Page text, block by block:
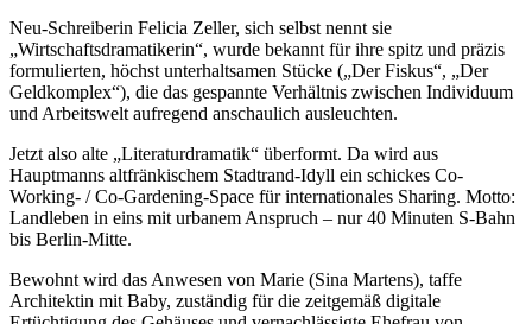
Neu-Schreiberin Felicia Zeller, sich selbst nennt sie
„Wirtschaftsdramatikerin“, wurde bekannt für ihre spitz und präzis
formulierten, höchst unterhaltsamen Stücke („Der Fiskus“, „Der
Geldkomplex“), die das gespannte Verhältnis zwischen Individuum
und Arbeitswelt aufregend anschaulich ausleuchten.
Jetzt also alte „Literaturdramatik“ überformt. Da wird aus
Hauptmanns altfränkischem Stadtrand-Idyll ein schickes Co-
Working- / Co-Gardening-Space für internationales Sharing. Motto:
Landleben in eins mit urbanem Anspruch – nur 40 Minuten S-Bahn
bis Berlin-Mitte.
Bewohnt wird das Anwesen von Marie (Sina Martens), taffe
Architektin mit Baby, zuständig für die zeitgemäß digitale